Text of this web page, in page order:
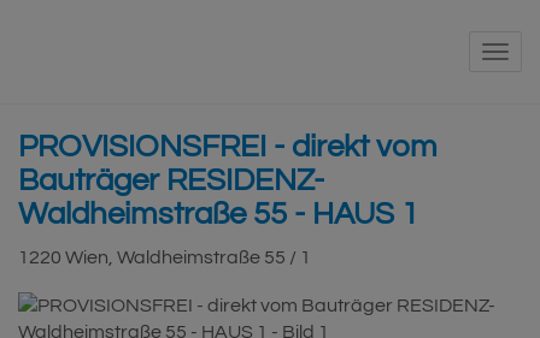
PROVISIONSFREI - direkt vom
Bauträger RESIDENZ-
Waldheimstraße 55 - HAUS 1
1220 Wien , Waldheimstraße 55 / 1